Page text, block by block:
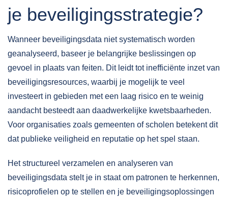
je beveiligingsstrategie?
Wanneer beveiligingsdata niet systematisch worden
geanalyseerd, baseer je belangrijke beslissingen op
gevoel in plaats van feiten. Dit leidt tot inefficiënte inzet van
beveiligingsresources, waarbij je mogelijk te veel
investeert in gebieden met een laag risico en te weinig
aandacht besteedt aan daadwerkelijke kwetsbaarheden.
Voor organisaties zoals gemeenten of scholen betekent dit
dat publieke veiligheid en reputatie op het spel staan.
Het structureel verzamelen en analyseren van
beveiligingsdata stelt je in staat om patronen te herkennen,
risicoprofielen op te stellen en je beveiligingsoplossingen